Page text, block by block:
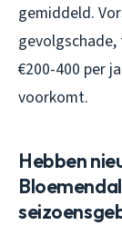
gemiddeld.
€200-400 per
voorkomt.
Hebben